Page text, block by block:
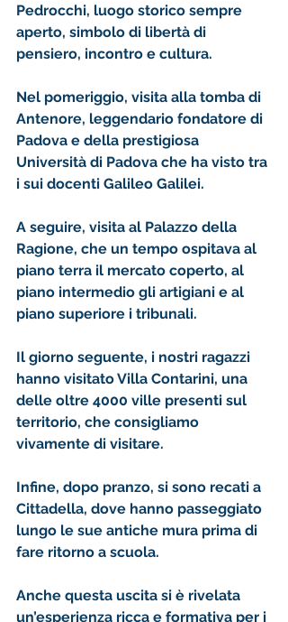
Pedrocchi, luogo storico sempre
aperto, simbolo di libertà di
pensiero, incontro e cultura.
Nel pomeriggio, visita alla tomba di
Antenore, leggendario fondatore di
Padova e della prestigiosa
Università di Padova che ha visto tra
i sui docenti Galileo Galilei.
A seguire, visita al Palazzo della
Ragione, che un tempo ospitava al
piano terra il mercato coperto, al
piano intermedio gli artigiani e al
piano superiore i tribunali.
Il giorno seguente, i nostri ragazzi
hanno visitato Villa Contarini, una
delle oltre 4000 ville presenti sul
territorio, che consigliamo
vivamente di visitare.
Infine, dopo pranzo, si sono recati a
Cittadella, dove hanno passeggiato
lungo le sue antiche mura prima di
fare ritorno a scuola.
Anche questa uscita si è rivelata
un’esperienza ricca e formativa per i